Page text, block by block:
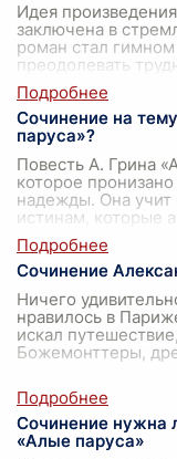
Идея
заключена в
роман стал
преодолевать
Сочинение на
паруса»?
Повесть А. Грина
которое
надежды. Она
истинам, которые
Сочинение
Ничего
нравилось в
искал
Божемонттеры,
Сочинение нужна
«Алые паруса»